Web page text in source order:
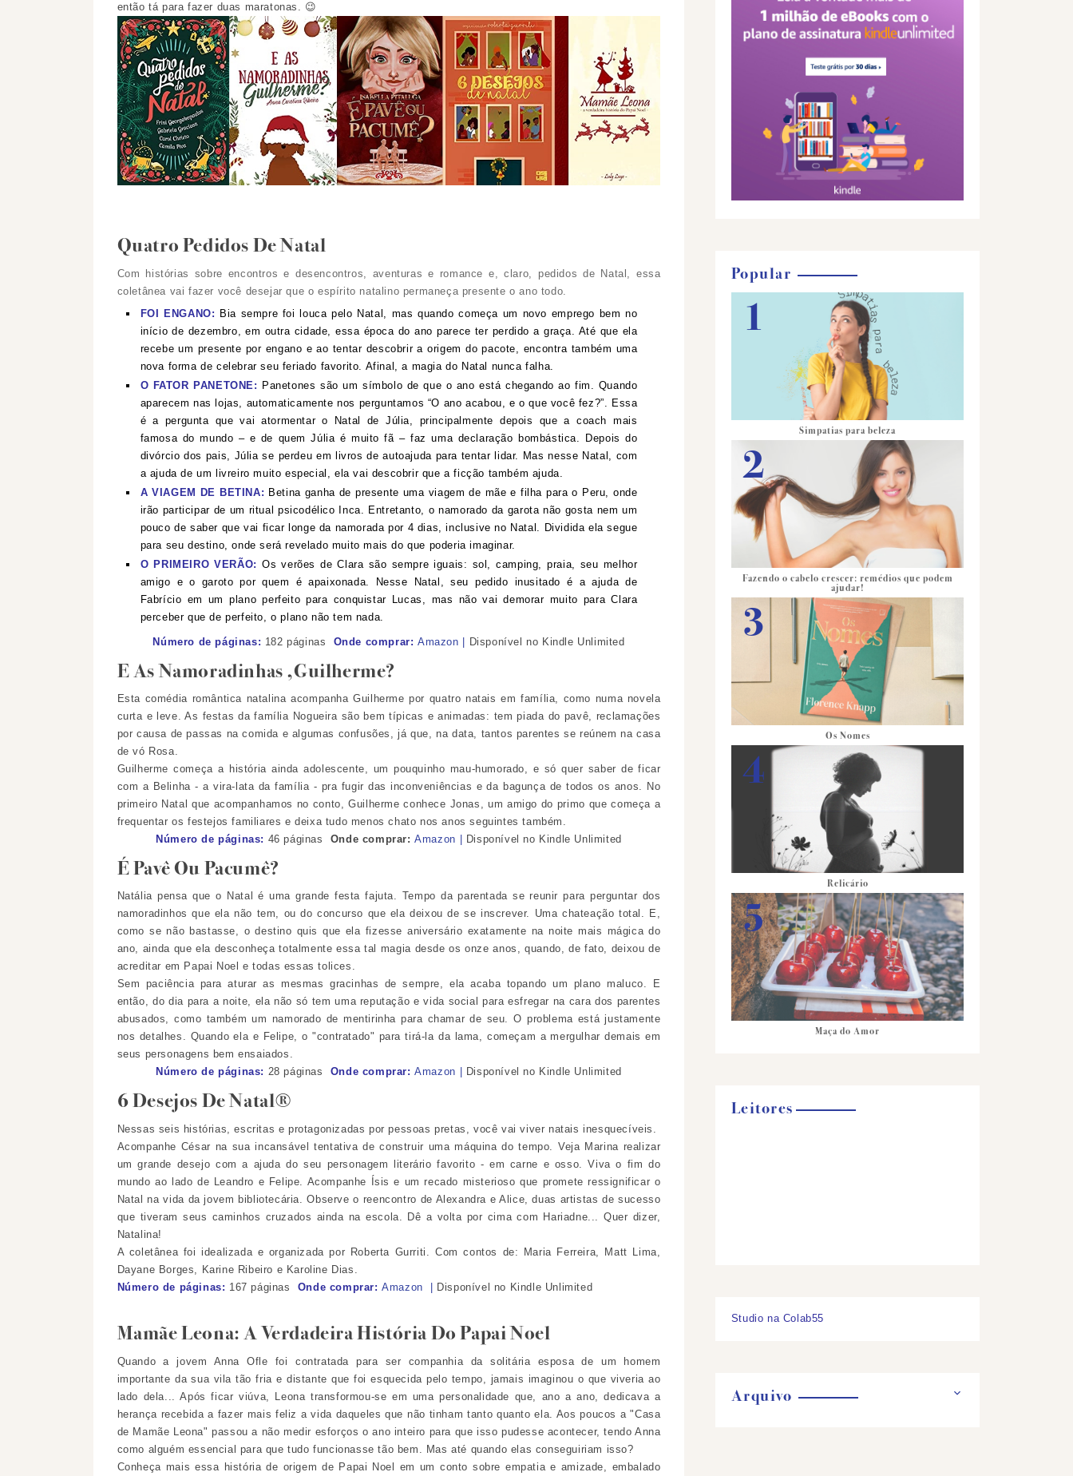
então tá para fazer duas maratonas. 😉
Quatro Pedidos De Natal
Com histórias sobre encontros e desencontros, aventuras e romance e, claro, pedidos de Natal, essa
coletânea vai fazer você desejar que o espírito natalino permaneça presente o ano todo.
FOI ENGANO: Bia sempre foi louca pelo Natal, mas quando começa um novo emprego bem no
início de dezembro, em outra cidade, essa época do ano parece ter perdido a graça. Até que ela
recebe um presente por engano e ao tentar descobrir a origem do pacote, encontra também uma
nova forma de celebrar seu feriado favorito. Afinal, a magia do Natal nunca falha.
O FATOR PANETONE: Panetones são um símbolo de que o ano está chegando ao fim. Quando
aparecem nas lojas, automaticamente nos perguntamos “O ano acabou, e o que você fez?”. Essa
é a pergunta que vai atormentar o Natal de Júlia, principalmente depois que a coach mais
famosa do mundo – e de quem Júlia é muito fã – faz uma declaração bombástica. Depois do
divórcio dos pais, Júlia se perdeu em livros de autoajuda para tentar lidar. Mas nesse Natal, com
a ajuda de um livreiro muito especial, ela vai descobrir que a ficção também ajuda.
A VIAGEM DE BETINA: Betina ganha de presente uma viagem de mãe e filha para o Peru, onde
irão participar de um ritual psicodélico Inca. Entretanto, o namorado da garota não gosta nem um
pouco de saber que vai ficar longe da namorada por 4 dias, inclusive no Natal. Dividida ela segue
para seu destino, onde será revelado muito mais do que poderia imaginar.
O PRIMEIRO VERÃO: Os verões de Clara são sempre iguais: sol, camping, praia, seu melhor
amigo e o garoto por quem é apaixonada. Nesse Natal, seu pedido inusitado é a ajuda de
Fabrício em um plano perfeito para conquistar Lucas, mas não vai demorar muito para Clara
perceber que de perfeito, o plano não tem nada.
Número de páginas: 182 páginas Onde comprar:Amazon | Disponível no Kindle Unlimited
E As Namoradinhas ,Guilherme?
Esta comédia romântica natalina acompanha Guilherme por quatro natais em família, como numa novela
curta e leve. As festas da família Nogueira são bem típicas e animadas: tem piada do pavê, reclamações
por causa de passas na comida e algumas confusões, já que, na data, tantos parentes se reúnem na casa
de vó Rosa.
Guilherme começa a história ainda adolescente, um pouquinho mau-humorado, e só quer saber de ficar
com a Belinha - a vira-lata da família - pra fugir das inconveniências e da bagunça de todos os anos. No
primeiro Natal que acompanhamos no conto, Guilherme conhece Jonas, um amigo do primo que começa a
frequentar os festejos familiares e deixa tudo menos chato nos anos seguintes também.
Número de páginas: 46 páginas Onde comprar: Amazon Disponível no Kindle Unlimited
É Pavê Ou Pacumê?
Natália pensa que o Natal é uma grande festa fajuta. Tempo da parentada se reunir para perguntar dos
namoradinhos que ela não tem, ou do concurso que ela deixou de se inscrever. Uma chateação total. E,
como se não bastasse, o destino quis que ela fizesse aniversário exatamente na noite mais mágica do
ano, ainda que ela desconheça totalmente essa tal magia desde os onze anos, quando, de fato, deixou de
acreditar em Papai Noel e todas essas tolices.
Sem paciência para aturar as mesmas gracinhas de sempre, ela acaba topando um plano maluco. E
então, do dia para a noite, ela não só tem uma reputação e vida social para esfregar na cara dos parentes
abusados, como também um namorado de mentirinha para chamar de seu. O problema está justamente
nos detalhes. Quando ela e Felipe, o "contratado" para tirá-la da lama, começam a mergulhar demais em
seus personagens bem ensaiados.
Número de páginas: 28 páginas Onde comprar: Amazon Disponível no Kindle Unlimited
6 Desejos De Natal
Nessas seis histórias, escritas e protagonizadas por pessoas pretas, você vai viver natais inesquecíveis.
Acompanhe César na sua incansável tentativa de construir uma máquina do tempo. Veja Marina realizar
um grande desejo com a ajuda do seu personagem literário favorito - em carne e osso. Viva o fim do
mundo ao lado de Leandro e Felipe. Acompanhe Ísis e um recado misterioso que promete ressignificar o
Natal na vida da jovem bibliotecária. Observe o reencontro de Alexandra e Alice, duas artistas de sucesso
que tiveram seus caminhos cruzados ainda na escola. Dê a volta por cima com Hariadne... Quer dizer,
Natalina!
A coletânea foi idealizada e organizada por Roberta Gurriti. Com contos de: Maria Ferreira, Matt Lima,
Dayane Borges, Karine Ribeiro e Karoline Dias.
Número de páginas: 167 páginas Onde comprar:Amazon | Disponível no Kindle Unlimited
Mamãe Leona: A Verdadeira História Do Papai Noel
Quando a jovem Anna Ofle foi contratada para ser companhia da solitária esposa de um homem
importante da sua vila tão fria e distante que foi esquecida pelo tempo, jamais imaginou o que viveria ao
lado dela... Após ficar viúva, Leona transformou-se em uma personalidade que, ano a ano, dedicava a
herança recebida a fazer mais feliz a vida daqueles que não tinham tanto quanto ela. Aos poucos a "Casa
de Mamãe Leona" passou a não medir esforços o ano inteiro para que isso pudesse acontecer, tendo Anna
como alguém essencial para que tudo funcionasse tão bem.
Mas até quando elas conseguiriam isso?
Conheça mais essa história de origem de Papai Noel em um conto sobre empatia e amizade, embalado
Popular
Simpatias para beleza
Fazendo o cabelo crescer: remédios que podem
ajudar!
Os Nomes
Relicário
Maça do Amor
Leitores
Studio na Colab55
Arquivo